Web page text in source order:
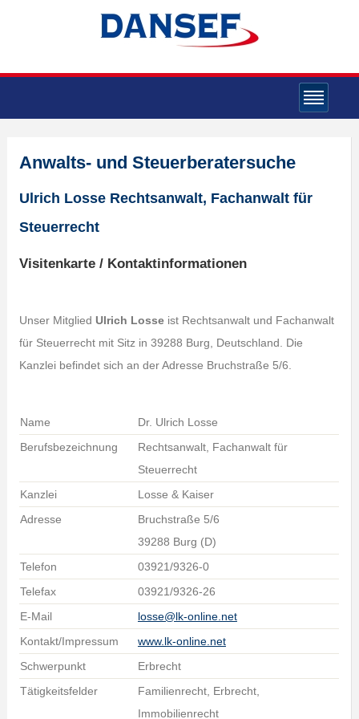
Anwalts- und Steuerberatersuche
Ulrich Losse Rechtsanwalt, Fachanwalt für
Steuerrecht
Visitenkarte / Kontaktinformationen
Unser Mitglied Ulrich Losseist Rechtsanwalt und Fachanwalt
für Steuerrecht mit Sitz in 39288 Burg, Deutschland. Die
Kanzlei befindet sich an der Adresse Bruchstraße 5/6.
Name
Dr. Ulrich Losse
Berufsbezeichnung
Rechtsanwalt, Fachanwalt für
Steuerrecht
Kanzlei
Losse & Kaiser
Adresse
Bruchstraße 5/6
39288 Burg (D)
Telefon
03921/9326-0
Telefax
03921/9326-26
E-Mail
losse@lk-online.net
Kontakt/Impressum
www.lk-online.net
Schwerpunkt
Erbrecht
Tätigkeitsfelder
Familienrecht, Erbrecht,
Immobilienrecht